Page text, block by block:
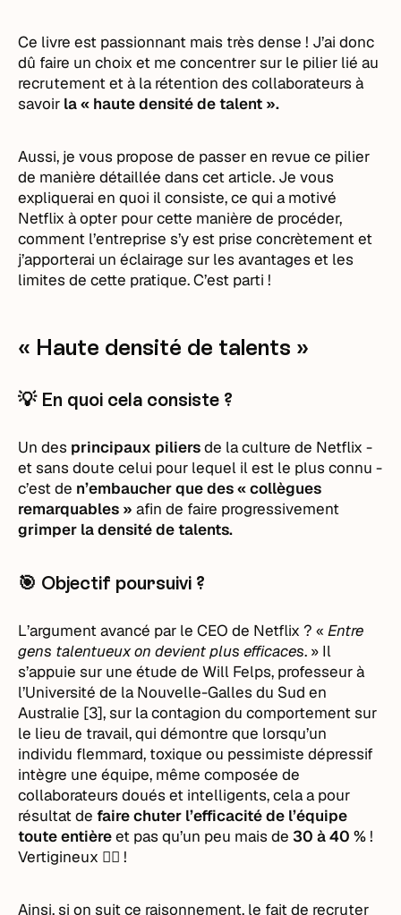
Ce livre est passionnant mais très dense ! J’ai donc
dû faire un choix et me concentrer sur le pilier lié au
recrutement et à la rétention des collaborateurs à
savoir la « haute densité de talent ».
Aussi, je vous propose de passer en revue ce pilier
de manière détaillée dans cet article. Je vous
expliquerai en quoi il consiste, ce qui a motivé
Netflix à opter pour cette manière de procéder,
comment l’entreprise s’y est prise concrètement et
j’apporterai un éclairage sur les avantages et les
limites de cette pratique. C’est parti !
« Haute densité de talents »
💡 En quoi cela consiste ?
Un des principaux piliersde la culture de Netflix -
et sans doute celui pour lequel il est le plus connu -
c’est de n’embaucher que des « collègues
remarquables »afin de faire progressivement
grimper la densité de talents.
🎯 Objectif poursuivi ?
L’argument avancé par le CEO de Netflix ? «Entre
gens talentueux on devient plus efficaces. » Il
s’appuie sur une étude de Will Felps, professeur à
l’Université de la Nouvelle-Galles du Sud en
Australie [3], sur la contagion du comportement sur
le lieu de travail, qui démontre que lorsqu’un
individu flemmard, toxique ou pessimiste dépressif
intègre une équipe, même composée de
collaborateurs doués et intelligents, cela a pour
résultat defaire chuter l’efficacité de l’équipe
toute entièreet pas qu’un peu mais de 30 à 40 %!
Vertigineux 😵‍💫 !
Ainsi, si on suit ce raisonnement, le fait de recruter